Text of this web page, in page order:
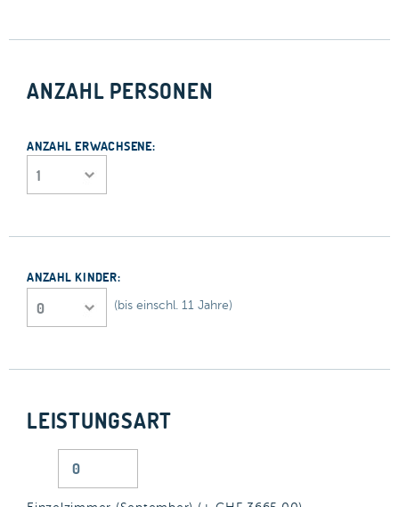
ANZAHL PERSONEN
ANZAHL ERWACHSENE:
ANZAHL KINDER:
(bis einschl. 11 Jahre)
LEISTUNGSART